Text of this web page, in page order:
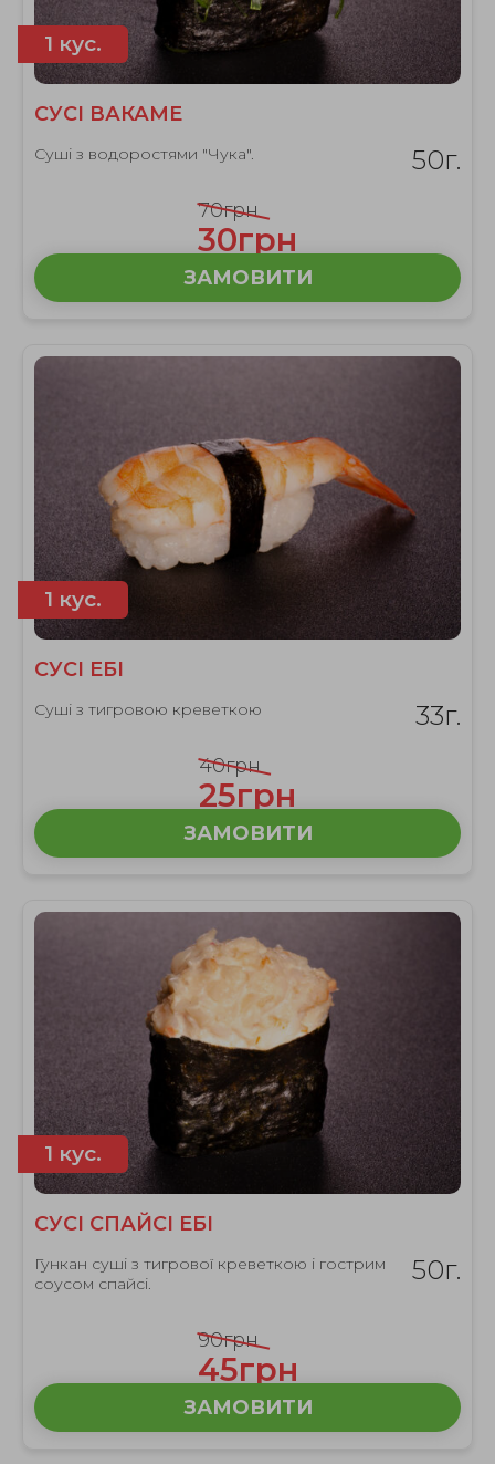
1 кус.
СУСІ ВАКАМЕ
Суші з водоростями "Чука". 50г.
70грн
30грн
ЗАМОВИТИ
1 кус.
СУСІ ЕБІ
Суші з тигровою креветкою 33г.
40грн
25грн
ЗАМОВИТИ
1 кус.
СУСІ СПАЙСІ ЕБІ
Гункан суші з тигрової креветкою і гострим
соусом спайсі.
50г.
90грн
45грн
ЗАМОВИТИ